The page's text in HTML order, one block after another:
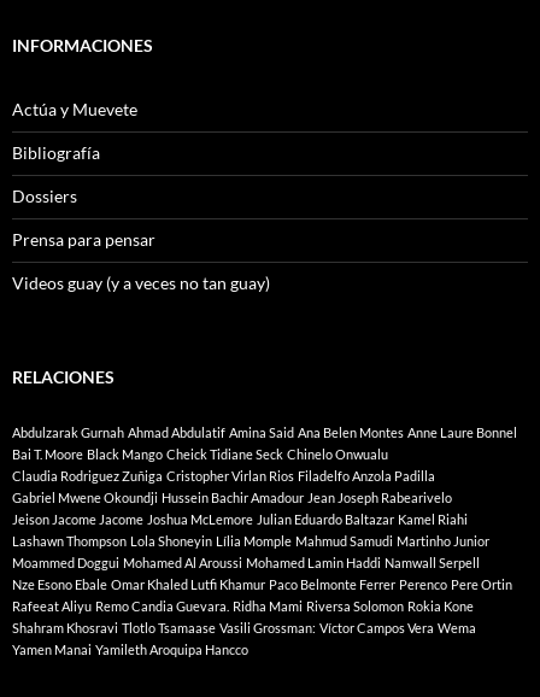
INFORMACIONES
Actúa y Muevete
Bibliografía
Dossiers
Prensa para pensar
Videos guay (y a veces no tan guay)
RELACIONES
Abdulzarak Gurnah Ahmad Abdulatif Amina Said Ana Belen Montes Anne Laure Bonnel
Bai T. Moore Black Mango Cheick Tidiane Seck Chinelo Onwualu
Claudia Rodriguez Zuñiga Cristopher Virlan Rios Filadelfo Anzola Padilla
Gabriel Mwene Okoundji Hussein Bachir Amadour Jean Joseph Rabearivelo
Jeison Jacome Jacome Joshua McLemore Julian Eduardo Baltazar Kamel Riahi
Lashawn Thompson Lola Shoneyin Lília Momple Mahmud Samudi Martinho Junior
Moammed Doggui Mohamed Al Aroussi Mohamed Lamin Haddi Namwall Serpell
Nze Esono Ebale Omar Khaled Lutfi Khamur Paco Belmonte Ferrer Perenco Pere Ortin
Rafeeat Aliyu Remo Candia Guevara. Ridha Mami Riversa Solomon Rokia Kone
Shahram Khosravi Tlotlo Tsamaase Vasili Grossman: Víctor Campos Vera Wema
Yamen Manai Yamileth Aroquipa Hancco